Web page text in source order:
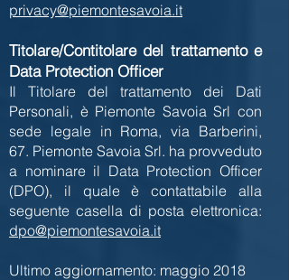
privacy@piemontesavoia.it
Titolare/Contitolare del trattamento e
Data Protection Officer
Il Titolare del trattamento dei Dati
Personali, è Piemonte Savoia Srl con
sede legale in Roma, via Barberini,
67. Piemonte Savoia Srl. ha provveduto
a nominare il Data Protection Officer
(DPO), il quale è contattabile alla
seguente casella di posta elettronica:
dpo@piemontesavoia.it
Ultimo aggiornamento: maggio 2018